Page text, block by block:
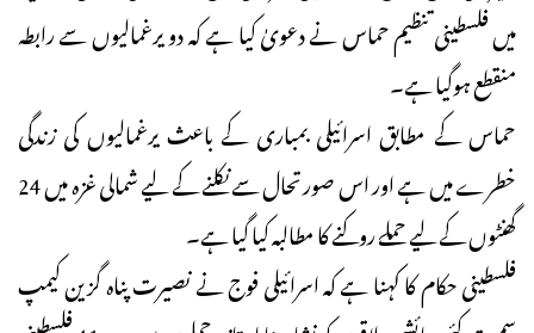
میں فلسطینی تنظیم حماس نے دعویٰ کیا ہے کہ دو یرغمالیوں سے رابطہ
منقطع ہوگیا ہے۔
حماس کے مطابق اسرائیلی بمباری کے باعث یرغمالیوں کی زندگی
خطرے میں ہے اور اس صورتحال سے نکلنے کے لیے شمالی غزہ میں 24
گھنٹوں کے لیے حملے روکنے کا مطالبہ کیا گیا ہے۔
فلسطینی حکام کا کہنا ہے کہ اسرائیلی فوج نے نصیرت پناہ گزین کیمپ